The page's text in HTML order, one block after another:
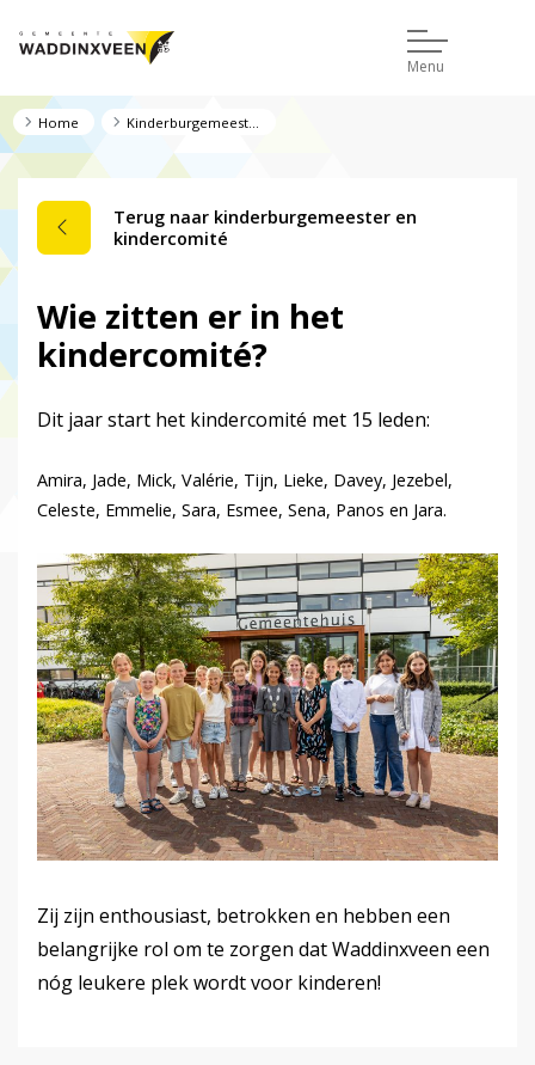
Menu
Home Kinderburgemeester en kindercomité
Terug naar kinderburgemeester en
kindercomité
Wie zitten er in het
kindercomité?
Dit jaar start het kindercomité met 15 leden:
Amira, Jade, Mick, Valérie, Tijn, Lieke, Davey, Jezebel,
Celeste, Emmelie, Sara, Esmee, Sena, Panos en Jara.
Zij zijn enthousiast, betrokken en hebben een
belangrijke rol om te zorgen dat Waddinxveen een
nóg leukere plek wordt voor kinderen!